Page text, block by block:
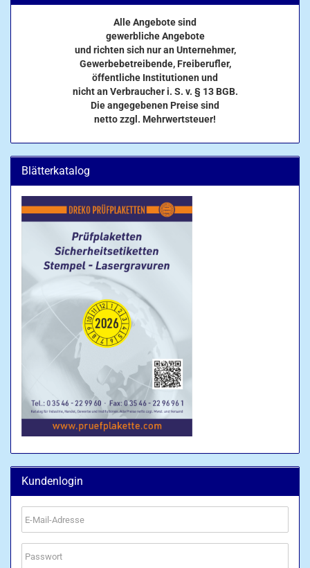
Alle Angebote sind
gewerbliche Angebote
und richten sich nur an Unternehmer,
Gewerbebetreibende, Freiberufler,
öffentliche Institutionen und
nicht an Verbraucher i. S. v. § 13 BGB.
Die angegebenen Preise sind
netto zzgl. Mehrwertsteuer!
Blätterkatalog
Kundenlogin
E-
Mail-
Adresse
Passwort